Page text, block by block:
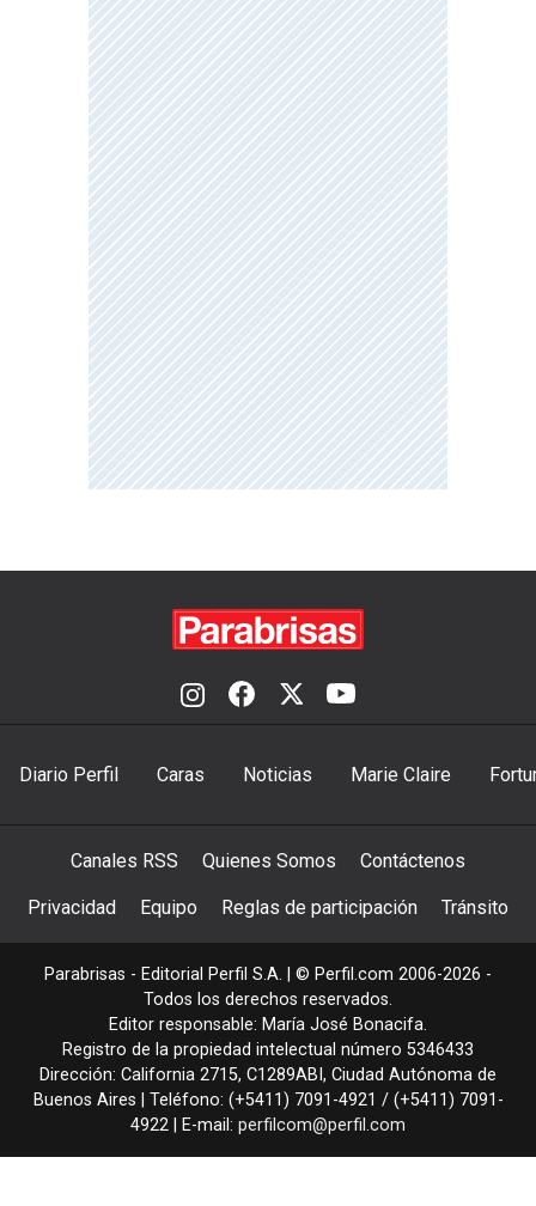
Diario Perfil Caras Noticias Marie Claire
Canales RSS Quienes Somos Contáctenos
Privacidad Equipo Reglas de participación Tránsito
Parabrisas - Editorial Perfil S.A. | © Perfil.com 2006-2026 -
Todos los derechos reservados.
Editor responsable: María José Bonacifa.
Registro de la propiedad intelectual número 5346433
Dirección: California 2715, C1289ABI , Ciudad Autónoma de
Buenos Aires | Teléfono: (+5411) 7091-4921 / (+5411) 7091-
4922 | E-mail: perfilcom@perfil.com